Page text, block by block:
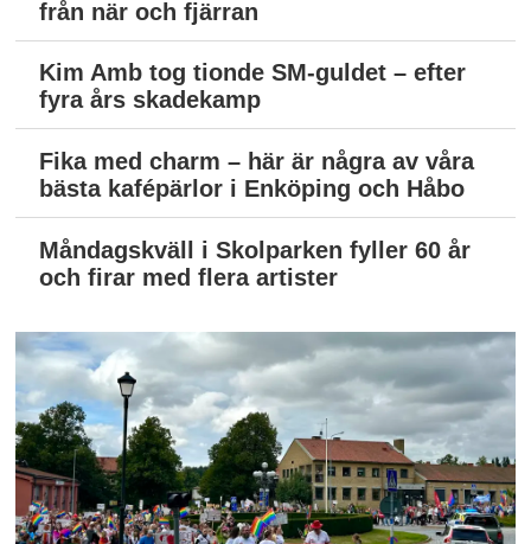
från när och fjärran
Kim Amb tog tionde SM-guldet – efter
fyra års skadekamp
Fika med charm – här är några av våra
bästa kafépärlor i Enköping och Håbo
Måndagskväll i Skolparken fyller 60 år
och firar med flera artister